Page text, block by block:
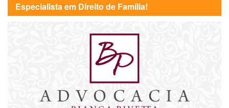
Especialista em Direito de Família!